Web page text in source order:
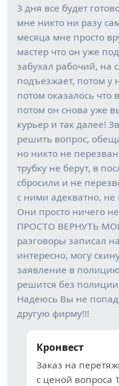
3 дня все будет
мне никто ни разу
месяца мне просто
мастер что он уже
забухал рабочий, на
подъезжает, потом у
потом оказалось что
потом он снова уже
курьер и так далее!
решить вопрос,
но никто не
трубку не берут, в
сбросили и не
с ними адекватно,
Они просто ничего
ПРОСТО ВЕРНУТЬ
разговоры записал
интересно, могу
заявление в
решится без
Надеюсь Вы не
другую фирму!!!
Кронвест
Заказ на
с ценой вопроса